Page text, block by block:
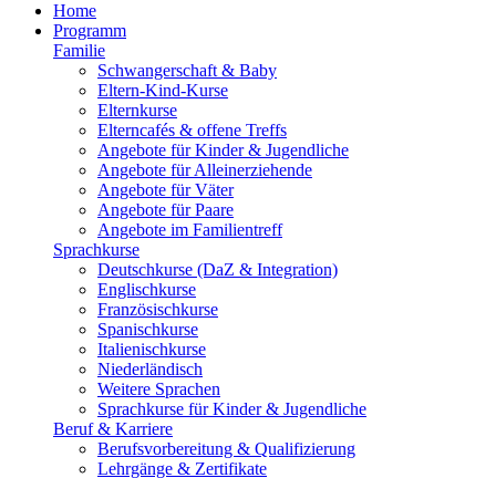
Home
Programm
Familie
Schwangerschaft & Baby
Eltern-Kind-Kurse
Elternkurse
Elterncafés & offene Treffs
Angebote für Kinder & Jugendliche
Angebote für Alleinerziehende
Angebote für Väter
Angebote für Paare
Angebote im Familientreff
Sprachkurse
Deutschkurse (DaZ & Integration)
Englischkurse
Französischkurse
Spanischkurse
Italienischkurse
Niederländisch
Weitere Sprachen
Sprachkurse für Kinder & Jugendliche
Beruf & Karriere
Berufsvorbereitung & Qualifizierung
Lehrgänge & Zertifikate